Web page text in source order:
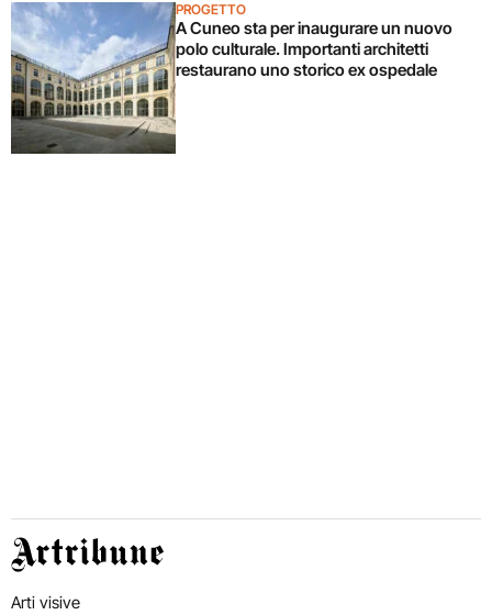
PROGETTO
A Cuneo sta per inaugurare un nuovo
polo culturale. Importanti architetti
restaurano uno storico ex ospedale
Artribune
Arti visive